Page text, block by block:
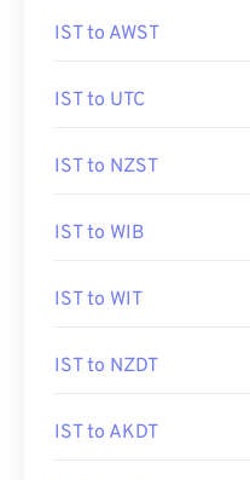
IST to AWST
IST to UTC
IST to NZST
IST to WIB
IST to WIT
IST to NZDT
IST to AKDT